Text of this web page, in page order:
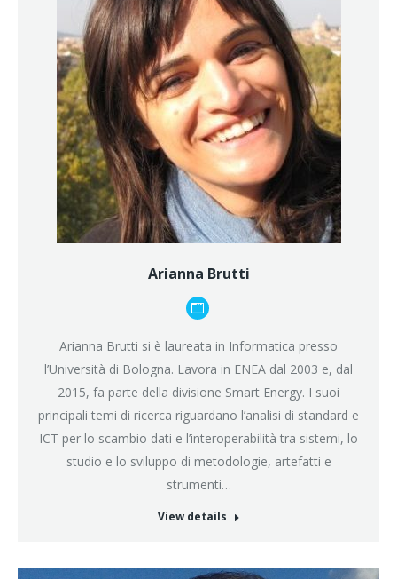
Arianna Brutti
Arianna Brutti si è laureata in Informatica presso
l’Università di Bologna. Lavora in ENEA dal 2003 e, dal
2015, fa parte della divisione Smart Energy. I suoi
principali temi di ricerca riguardano l’analisi di standard e
ICT per lo scambio dati e l’interoperabilità tra sistemi, lo
studio e lo sviluppo di metodologie, artefatti e
strumenti…
Blog
personale
/
sito
web
View details